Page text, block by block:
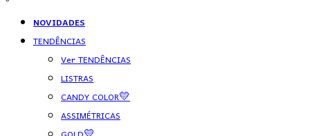
NOVIDADES
TENDÊNCIAS
Ver TENDÊNCIAS
LISTRAS
CANDY COLOR💛
ASSIMÉTRICAS